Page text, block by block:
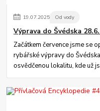
19.07.2025 Od vody
Výprava do Švédska
Začátkem července jsme se
rybářské výpravy do
osvědčenou lokalitu, kde už